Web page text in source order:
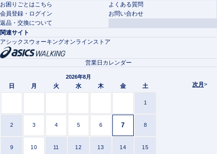
お困りごとはこちら
よくある質問
会員登録・ログイン
お問い合わせ
返品・交換について
関連サイト
アシックスウォーキングオンラインストア
次月>
営業日カレンダー
2026年8月
日 月 火 水 木 金 土
1
2 3 4 5 6 7 8
9 10 11 12 13 14 15